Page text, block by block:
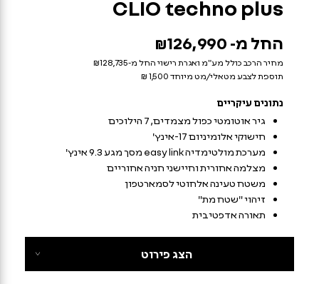
CLIOtechno plus
החל מ- ₪126,990
מחיר הרכב כולל מע"מ ואגרת רישוי החל מ-₪128,735
תוספת לצבע מטאלי/מט מיוחד 1,500 ₪
נתונים עיקריים
גיר אוטומטי כפול מצמדים, 7 הילוכים
חישוקי אלומיניום 17-אינץ'
מערכת מולטימדיה easy link מסך מגע 9.3 אינץ'
מצלמה אחורית וחיישני חניה אחוריים
משטח טעינה אלחוטי לסמארטפון
זיהוי "שטח מת"
תאורה אדפטיבית
הצג פירוט